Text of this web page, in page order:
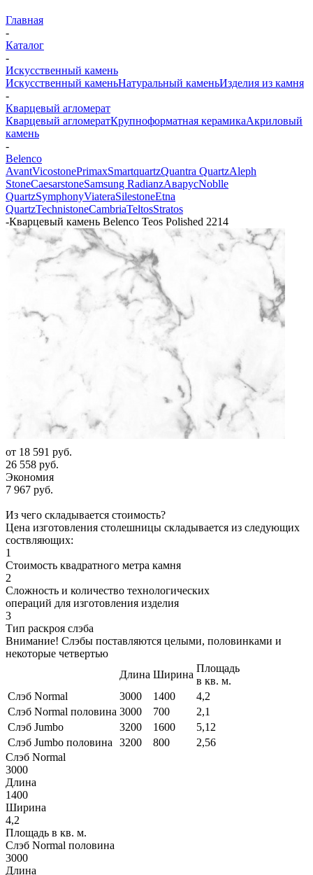
Главная
-
Каталог
-
Искусственный камень
Искусственный каменьНатуральный каменьИзделия из камня
-
Кварцевый агломерат
Кварцевый агломератКрупноформатная керамикаАкриловый
камень
-
Belenco
AvantVicostonePrimaxSmartquartzQuantra QuartzAleph
StoneCaesarstoneSamsung RadianzАварусNoblle
QuartzSymphonyViateraSilestoneEtna
QuartzTechnistoneCambriaTeltosStratos
-Кварцевый камень Belenco Teos Polished 2214
от 18 591 руб.
26 558 руб.
Экономия
7 967 руб.
Из чего складывается стоимость?
Цена изготовления столешницы складывается из следующих
соствляющих:
1
Стоимость квадратного метра камня
2
Сложность и количество технологических
операций для изготовления изделия
3
Тип раскроя слэба
Внимание! Слэбы поставляются целыми, половинками и
некоторые четвертью
Длина Ширина
Площадь
в кв. м.
Слэб Normal
3000 1400
4,2
Слэб Normal половина 3000 700
2,1
Слэб Jumbo
3200 1600
5,12
Слэб Jumbo половина
3200 800
2,56
Слэб Normal
3000
Длина
1400
Ширина
4,2
Площадь в кв. м.
Слэб Normal половина
3000
Длина